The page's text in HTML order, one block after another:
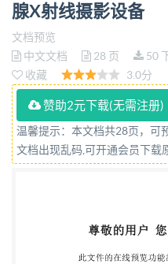
腺X射线摄影设备
文档预览
中文文档
28 页 50
收藏
3.0分
赞助2元下载(无需注册)
温馨提示：本文档共28页，可
文档出现乱码,可开通会员下载